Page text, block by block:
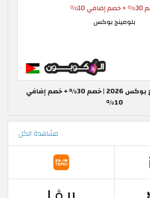
كود خصم بلومينج بوكس 2026 | خصم 30% + خصم إضافي
10%
مشاهدة الكل